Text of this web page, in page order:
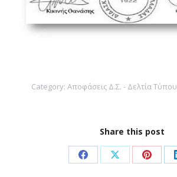
Category: Αποφάσεις Δ.Σ. - Δελτία Τύπου
Share this post
Share Share Share